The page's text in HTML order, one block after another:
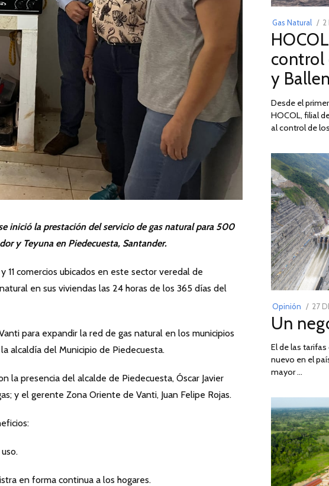
inició la prestación del servicio de gas natural para 500
y Teyuna en Piedecuesta, Santander.
comercios ubicados en este sector veredal de
en sus viviendas las 24 horas de los 365 días del
para expandir la red de gas natural en los municipios
alcaldía del Municipio de Piedecuesta.
la presencia del alcalde de Piedecuesta, Óscar Javier
y el gerente Zona Oriente de Vanti, Juan Felipe Rojas.
en forma continua a los hogares.
Gas Natural
ON
2
control
y
Desde el
HOCOL, filial
al control de
Opinión
ON
27
Un
El de las
nuevo en el
mayor …